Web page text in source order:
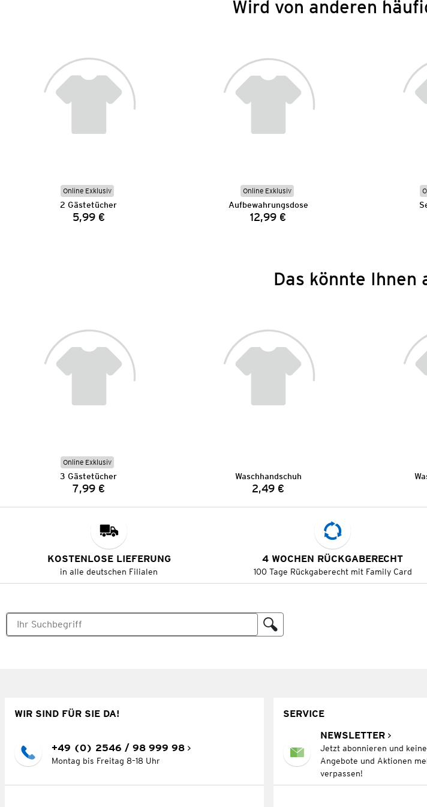
Wird von anderen
Online Exklusiv
2 Gästetücher
Preis:
5,99 €
Online Exklusiv
Aufbewahrungsdose
Preis:
12,99 €
Das könnte Ihnen
Online Exklusiv
3 Gästetücher
Preis:
7,99 €
Waschhandschuh
Preis:
2,49 €
KOSTENLOSE LIEFERUNG
in alle deutschen Filialen
4 WOCHEN RÜCKGABERECHT
100 Tage Rückgaberecht mit Family Card
WIR SIND FÜR SIE DA!
+49 (0) 2546 / 98 999 98
Montag bis Freitag 8–18 Uhr
SERVICE
NEWSLETTER
Jetzt abonnieren und keine
Angebote und Aktionen
verpassen!